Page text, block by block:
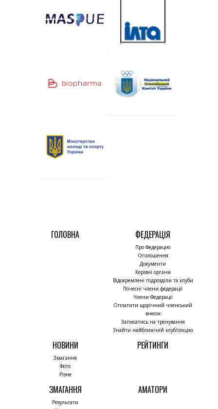
ГОЛОВНА ФЕДЕРАЦІЯ
Про Федерацію
Оголошення
Документи
Керівні органи
Відокремлені підрозділи та клуби
Почесні члени федерації
Члени Федерації
Оплатити щорічний членський
внесок
Записатись на тренування
Знайти найближчий клуб/секцію
НОВИНИ
Змагання
Фото
Різне
РЕЙТИНГИ
ЗМАГАННЯ
Результати
АМАТОРИ